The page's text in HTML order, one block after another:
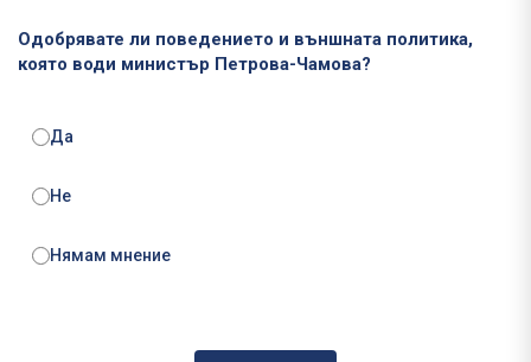
Одобрявате ли поведението и външната политика,
която води министър Петрова-Чамова?
Да
Не
Нямам мнение